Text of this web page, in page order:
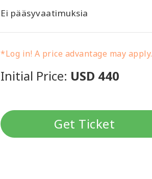
Ei pääsyvaatimuksia
*Log in! A price advantage may apply.
Initial Price: USD 440
Get Ticket